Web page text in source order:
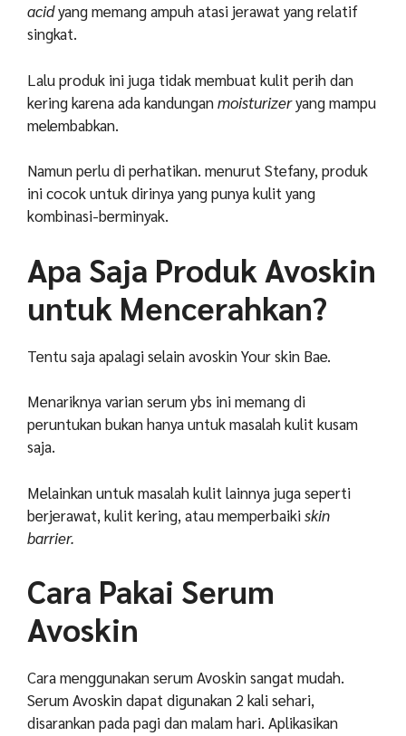
acidyang memang ampuh atasi jerawat yang relatif
singkat.
Lalu produk ini juga tidak membuat kulit perih dan
kering karena ada kandunganmoisturizeryang mampu
melembabkan.
Namun perlu di perhatikan. menurut Stefany, produk
ini cocok untuk dirinya yang punya kulit yang
kombinasi-berminyak.
Apa Saja Produk Avoskin
untuk Mencerahkan?
Tentu saja apalagi selain avoskin Your skin Bae.
Menariknya varian serum ybs ini memang di
peruntukan bukan hanya untuk masalah kulit kusam
saja.
Melainkan untuk masalah kulit lainnya juga seperti
berjerawat, kulit kering, atau memperbaikiskin
barrier.
Cara Pakai Serum
Avoskin
Cara menggunakan serum Avoskin sangat mudah.
Serum Avoskin dapat digunakan 2 kali sehari,
disarankan pada pagi dan malam hari. Aplikasikan